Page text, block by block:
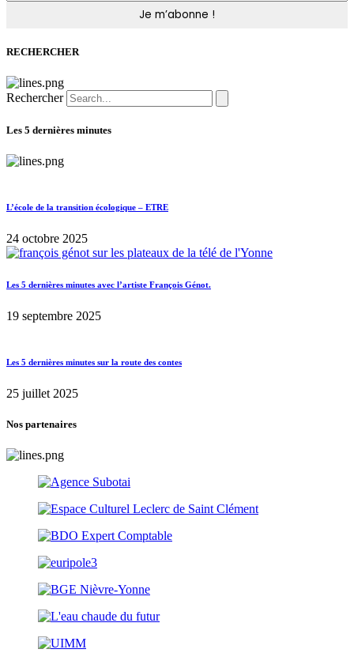
RECHERCHER
Rechercher
Les 5 dernières minutes
L’école de la transition écologique – ETRE
24 octobre 2025
Les 5 dernières minutes avec l’artiste François Génot.
19 septembre 2025
Les 5 dernières minutes sur la route des contes
25 juillet 2025
Nos partenaires